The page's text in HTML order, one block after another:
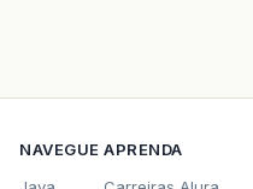
NAVEGUE APRENDA